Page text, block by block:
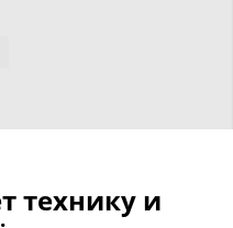
технику и